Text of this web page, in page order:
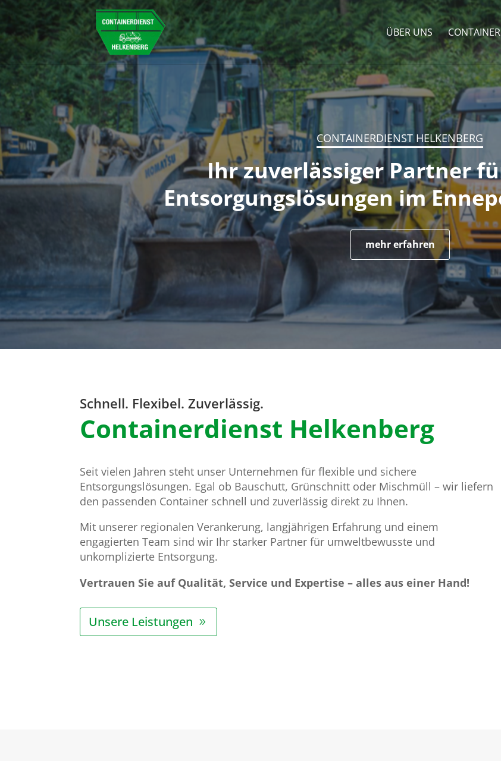
ÜBER UNS CONTAINER
mehr erfahren
Schnell. Flexibel. Zuverlässig.
Containerdienst Helkenberg
Seit vielen Jahren steht unser Unternehmen für flexible und sichere
Entsorgungslösungen. Egal ob Bauschutt, Grünschnitt oder Mischmüll – wir liefern
den passenden Container schnell und zuverlässig direkt zu Ihnen.
Mit unserer regionalen Verankerung, langjährigen Erfahrung und einem
engagierten Team sind wir Ihr starker Partner für umweltbewusste und
unkomplizierte Entsorgung.
Vertrauen Sie auf Qualität, Service und Expertise – alles aus einer Hand!
Unsere Leistungen